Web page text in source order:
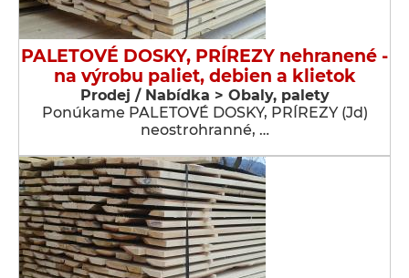
PALETOVÉ DOSKY, PRÍREZY nehranené -
na výrobu paliet, debien a klietok
Prodej / Nabídka > Obaly, palety
Ponúkame PALETOVÉ DOSKY, PRÍREZY (Jd)
neostrohranné, …